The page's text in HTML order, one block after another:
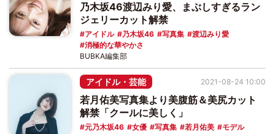
乃木坂46渡辺みり愛、まぶしすぎるラン
ジェリーカット解禁
アイドル 乃木坂46 写真集
渡辺みり愛
消極的な華やかさ
BUBKA編集部
アイドル・芸能
若月佑美写真集より美腹筋＆美尻カット
解禁「クールに美しく」
元乃木坂46 女優 写真集 若月佑美 モデル
2021-08-24 10:00